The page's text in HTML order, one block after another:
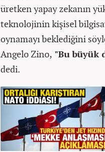
üretken yapay zekanın
teknolojinin kişisel
oynamayı beklediğini
Angelo Zino, "Bu büyük
dedi.